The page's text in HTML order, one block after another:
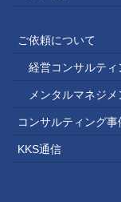
ご依頼について
経営コンサルティ
メンタルマネジメ
コンサルティング事
KKS通信